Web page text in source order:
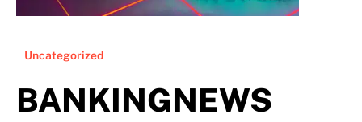
Uncategorized
BANKINGNEWS